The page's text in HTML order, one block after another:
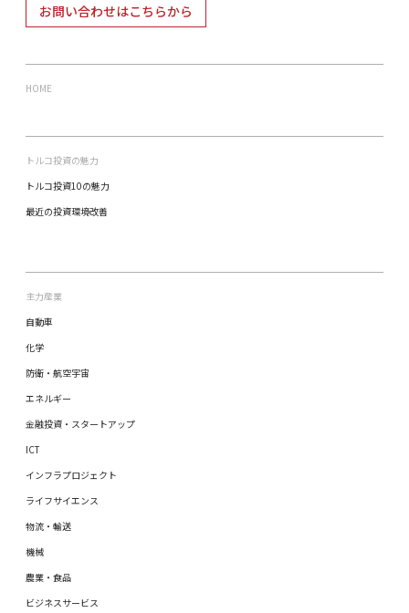
お問い合わせはこちらから
HOME
トルコ投資の魅力
トルコ投資10の魅力
最近の投資環境改善
主力産業
自動車
化学
防衛・航空宇宙
エネルギー
金融投資・スタートアップ
ICT
インフラプロジェクト
ライフサイエンス
物流・輸送
機械
農業・食品
ビジネスサービス